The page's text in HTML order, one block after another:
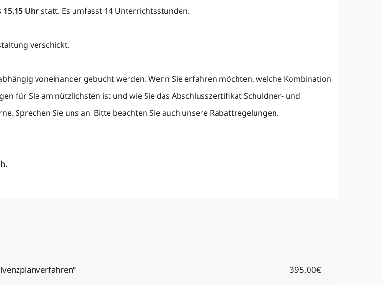
15.15 Uhrstatt. Es umfasst 14 Unterrichtsstunden.
verschickt.
voneinander gebucht werden. Wenn Sie erfahren möchten, welche Kombination
für Sie am nützlichsten ist und wie Sie das Abschlusszertifikat Schuldner- und
Sprechen Sie uns an! Bitte beachten Sie auch unsere Rabattregelungen.
395,00€